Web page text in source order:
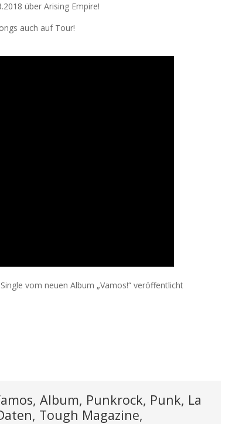
über Arising Empire!
auch auf Tour!
Album, Punkrock, Punk, La
Tough Magazine,